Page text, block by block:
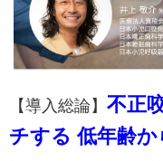
【導入総論】 不正
チする 低年齢